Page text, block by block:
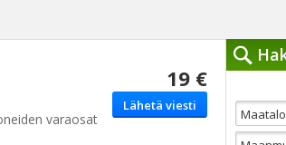
19 €
Lähetä viesti
varaosat
Hakutyökalut »
Tyhjennä haut